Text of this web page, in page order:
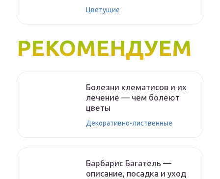
Цветущие
РЕКОМЕНДУЕМ
Болезни клематисов и их
лечение — чем болеют
цветы
Декоративно-лиственные
Барбарис Багатель —
описание, посадка и уход